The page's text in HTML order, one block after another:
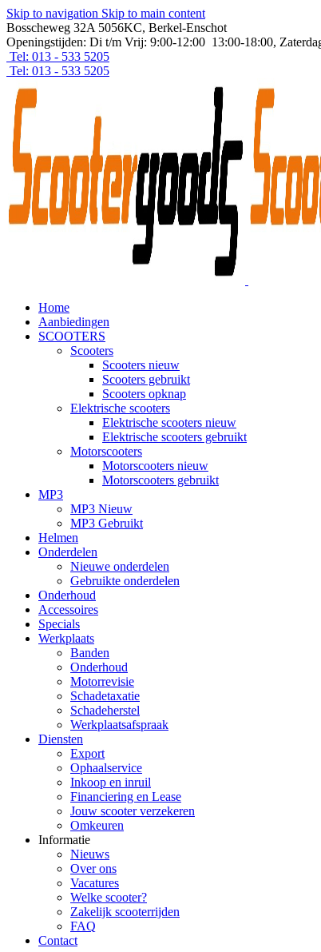
Skip to navigation Skip to main content
Bosscheweg 32A 5056KC, Berkel-Enschot
Openingstijden: Di t/m Vrij: 9:00-12:00 13:00-18:00,
Tel: 013 - 533 5205
Tel: 013 - 533 5205
Home
Aanbiedingen
SCOOTERS
Scooters
Scooters nieuw
Scooters gebruikt
Scooters opknap
Elektrische scooters
Elektrische scooters nieuw
Elektrische scooters gebruikt
Motorscooters
Motorscooters nieuw
Motorscooters gebruikt
MP3
MP3 Nieuw
MP3 Gebruikt
Helmen
Onderdelen
Nieuwe onderdelen
Gebruikte onderdelen
Onderhoud
Accessoires
Specials
Werkplaats
Banden
Onderhoud
Motorrevisie
Schadetaxatie
Schadeherstel
Werkplaatsafspraak
Diensten
Export
Ophaalservice
Inkoop en inruil
Financiering en Lease
Jouw scooter verzekeren
Omkeuren
Informatie
Nieuws
Over ons
Vacatures
Welke scooter?
Zakelijk scooterrijden
FAQ
Contact